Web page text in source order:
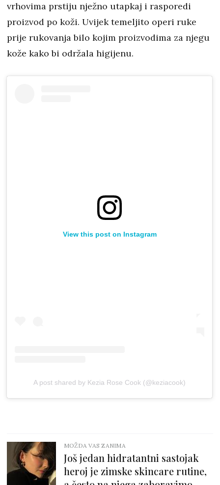
vrhovima prstiju nježno utapkaj i rasporedi
proizvod po koži. Uvijek temeljito operi ruke
prije rukovanja bilo kojim proizvodima za njegu
kože kako bi održala higijenu.
View this post on Instagram
A post shared by Kezia Rose Cook (@keziacook)
MOŽDA VAS ZANIMA
Još jedan hidratantni sastojak
heroj je zimske skincare rutine,